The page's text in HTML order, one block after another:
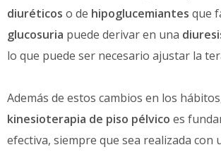
diuréticos o de hipoglucemiantes que
glucosuria puede derivar en una
lo que puede ser necesario ajustar la
Además de estos cambios en los
kinesioterapia de piso pélvico es
efectiva, siempre que sea realizada con